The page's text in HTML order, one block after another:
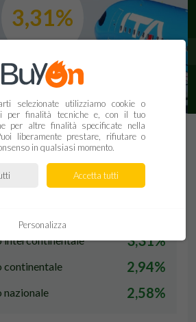
3,31%
CASHBACK
intercontinentale 3,31%
continentale 2,94%
nazionale 2,58%
selezionate utilizziamo cookie o
per finalità tecniche e, con il tuo
per altre finalità specificate nella
liberamente prestare, rifiutare o
in qualsiasi momento.
Accetta tutti
Personalizza